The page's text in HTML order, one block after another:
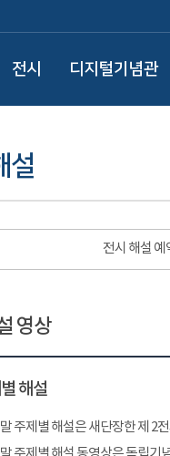
전시 디지털기념관
설
전시 해설 예
영상
해설
주제별 해설은 새단장한 제 2